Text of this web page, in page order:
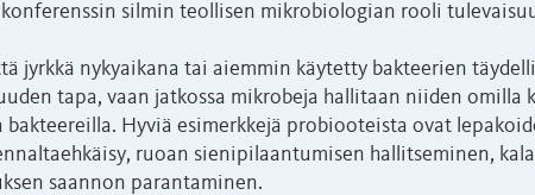
silmin teollisen mikrobiologian rooli
jyrkkä nykyaikana tai aiemmin käytetty bakteerien
tapa, vaan jatkossa mikrobeja hallitaan niiden omilla
Hyviä esimerkkejä probiooteista ovat
ruoan sienipilaantumisen hallitseminen,
saannon parantaminen.